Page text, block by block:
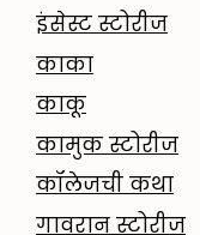
इंसेस्ट स्टोरीज
काका
काकू
कामुक स्टोरीज
कॉलेजची कथा
गावरान स्टोरीज